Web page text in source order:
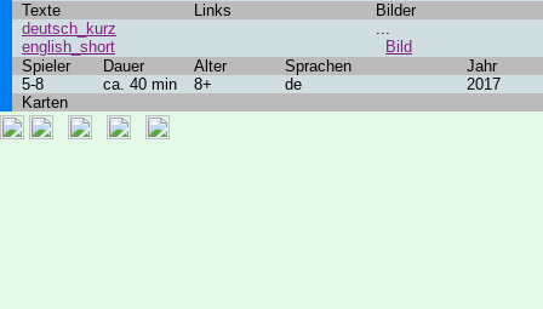
Texte Links
Bilder
deutsch_kurz
english_short
...
Bild
Spieler
Dauer Alter Sprachen
Jahr
5-8
ca. 40 min 8+ de
2017
Karten